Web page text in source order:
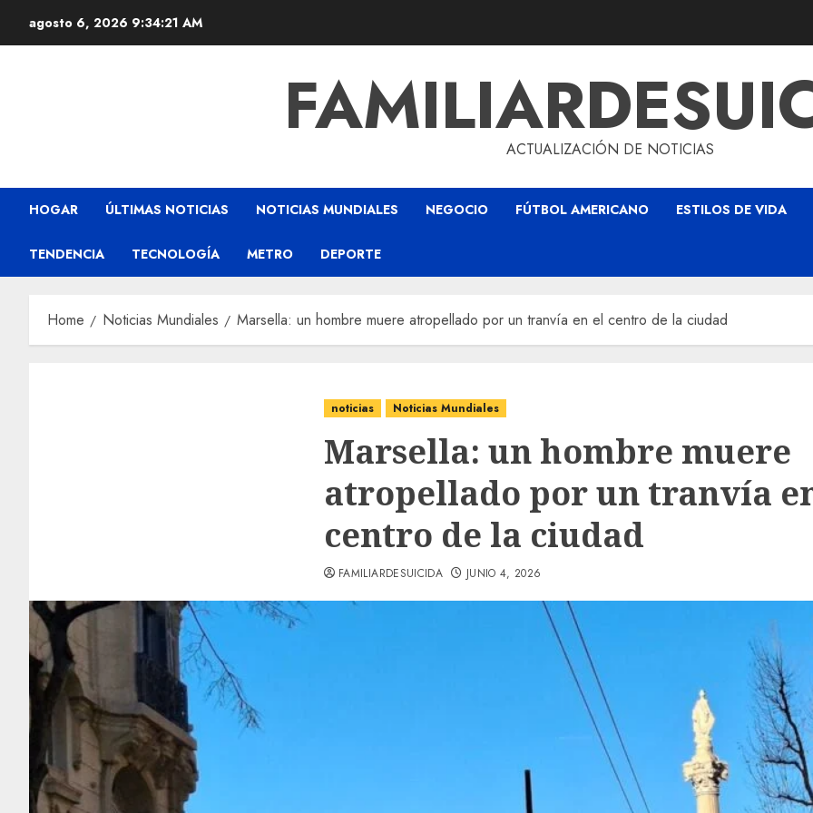
agosto 6, 2026 9:34:23 AM
ACTUALIZACIÓN DE NOTICIAS
HOGAR ÚLTIMAS NOTICIAS NOTICIAS MUNDIALES NEGOCIO FÚTBOL AMERICANO ESTILOS DE VIDA
TENDENCIA TECNOLOGÍA METRO DEPORTE
Home Noticias Mundiales Marsella: un hombre muere atropellado por un tranvía en el centro de la ciudad
noticias Noticias Mundiales
Marsella: un hombre muere
atropellado por un tranvía
centro de la ciudad
FAMILIARDESUICIDA JUNIO 4, 2026